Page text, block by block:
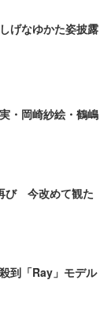
げなゆかた姿披露
・岡崎紗絵・鶴嶋
び 今改めて観た
到「Ray」モデル